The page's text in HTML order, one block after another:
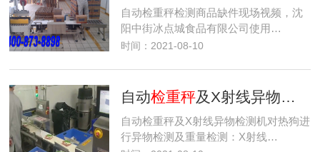
自动检重秤检测商品缺件现场视频，沈
阳中街冰点城食品有限公司使用…
时间：2021-08-10
自动检重秤及X射线异物检测机对热狗进行异物检测及重量检测，检测产品中是否含有异物及产品重量是…
自动检重秤及X射线异物检测机对热狗进
行异物检测及重量检测：X射线…